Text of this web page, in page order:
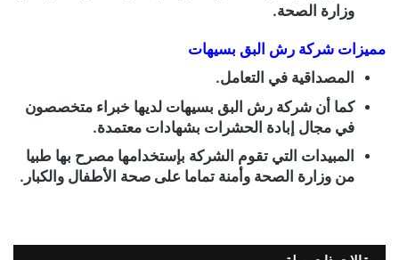
وزارة الصحة.
مميزات شركة رش البق بسيهات
المصداقية في التعامل.
كما أن شركة رش البق بسيهات لديها خبراء متخصصون
في مجال إبادة الحشرات بشهادات معتمدة.
المبيدات التي تقوم الشركة بإستخدامها مصرح بها طبيا
من وزارة الصحة وأمنة تماما على صحة الأطفال والكبار.